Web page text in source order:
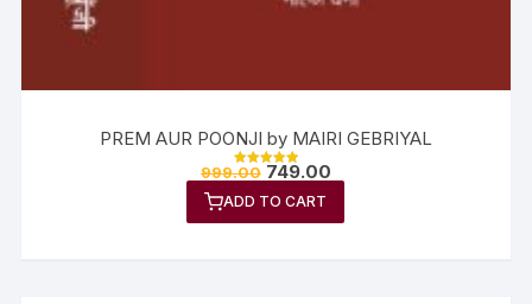
PREM AUR POONJI by MAIRI GEBRIYAL
Rated
out of 5
999.00 749.00
ADD TO CART